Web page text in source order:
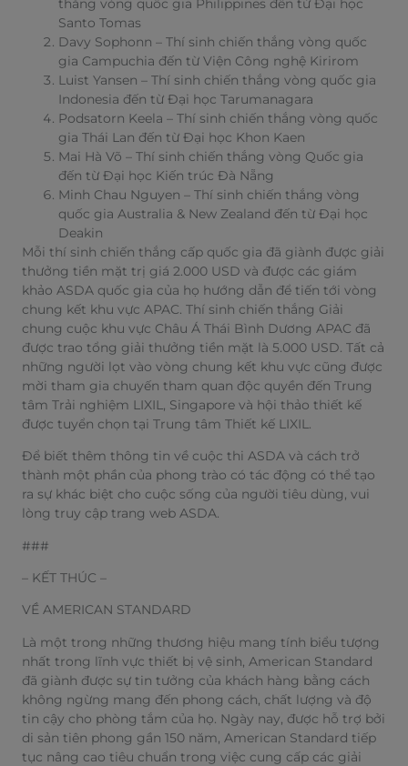
thắng vòng quốc gia Philippines đến từ Đại học
Santo Tomas
Davy Sophonn – Thí sinh chiến thắng vòng quốc
gia Campuchia đến từ Viện Công nghệ Kirirom
Luist Yansen – Thí sinh chiến thắng vòng quốc gia
Indonesia đến từ Đại học Tarumanagara
Podsatorn Keela – Thí sinh chiến thắng vòng quốc
gia Thái Lan đến từ Đại học Khon Kaen
Mai Hà Võ – Thí sinh chiến thắng vòng Quốc gia
đến từ Đại học Kiến trúc Đà Nẵng
Minh Chau Nguyen – Thí sinh chiến thắng vòng
quốc gia Australia & New Zealand đến từ Đại học
Deakin
Mỗi thí sinh chiến thắng cấp quốc gia đã giành được giải
thưởng tiền mặt trị giá 2.000 USD và được các giám
khảo ASDA quốc gia của họ hướng dẫn để tiến tới vòng
chung kết khu vực APAC. Thí sinh chiến thắng Giải
chung cuộc khu vực Châu Á Thái Bình Dương APAC đã
được trao tổng giải thưởng tiền mặt là 5.000 USD. Tất cả
những người lọt vào vòng chung kết khu vực cũng được
mời tham gia chuyến tham quan độc quyền đến Trung
tâm Trải nghiệm LIXIL, Singapore và hội thảo thiết kế
được tuyển chọn tại Trung tâm Thiết kế LIXIL.
Để biết thêm thông tin về cuộc thi ASDA và cách trở
thành một phần của phong trào có tác động có thể tạo
ra sự khác biệt cho cuộc sống của người tiêu dùng, vui
lòng truy cập trang web ASDA.
###
– KẾT THÚC –
VỀ AMERICAN STANDARD
Là một trong những thương hiệu mang tính biểu tượng
nhất trong lĩnh vực thiết bị vệ sinh, American Standard
đã giành được sự tin tưởng của khách hàng bằng cách
không ngừng mang đến phong cách, chất lượng và độ
tin cậy cho phòng tắm của họ. Ngày nay, được hỗ trợ bởi
di sản tiên phong gần 150 năm, American Standard tiếp
tục nâng cao tiêu chuẩn trong việc cung cấp các giải